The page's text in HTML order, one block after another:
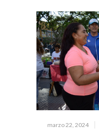
marzo 22, 2024